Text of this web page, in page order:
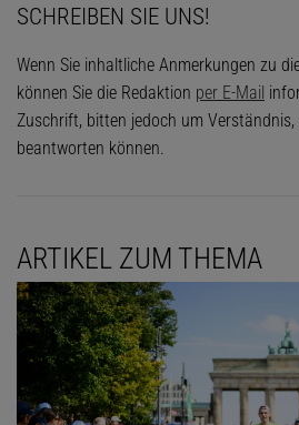
SCHREIBEN SIE UNS!
Wenn Sie inhaltliche Anmerkungen zu
können Sie die Redaktion per E-Mail
Zuschrift, bitten jedoch um
beantworten können.
ARTIKEL ZUM THEMA